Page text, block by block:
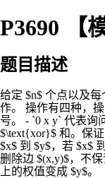
P3690 【
题目描述
给定 $n$ 个点以及
作。 操作有四种，
号。 - `0 x y` 代表询
$\text{xor}$ 和。保
$x$ 到 $y$，若 $x$
删除边 $(x,y)$，不
上的权值变成 $y$。